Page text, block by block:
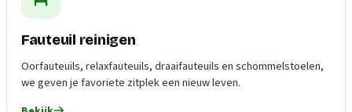
Fauteuil reinigen
Oorfauteuils, relaxfauteuils, draaifauteuils en schommelstoelen,
we geven je favoriete zitplek een nieuw leven.